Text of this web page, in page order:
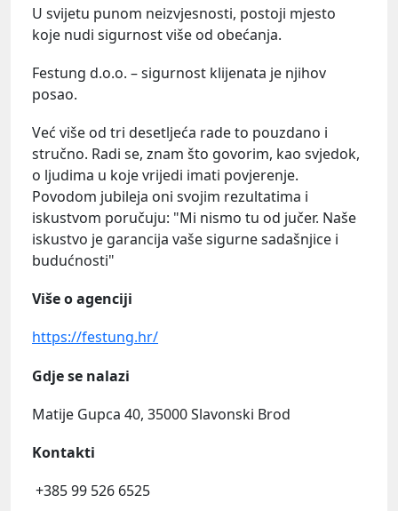
U svijetu punom neizvjesnosti, postoji mjesto
koje nudi sigurnost više od obećanja.
Festung d.o.o. – sigurnost klijenata je njihov
posao.
Već više od tri desetljeća rade to pouzdano i
stručno. Radi se, znam što govorim, kao svjedok,
o ljudima u koje vrijedi imati povjerenje.
Povodom jubileja oni svojim rezultatima i
iskustvom poručuju: "Mi nismo tu od jučer. Naše
iskustvo je garancija vaše sigurne sadašnjice i
budućnosti"
Više o agenciji
https://festung.hr/
Gdje se nalazi
Matije Gupca 40, 35000 Slavonski Brod
Kontakti
+385 99 526 6525